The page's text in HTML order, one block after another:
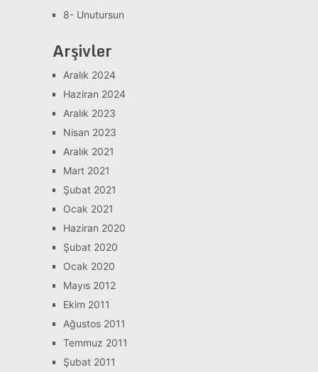
8- Unutursun
Arşivler
Aralık 2024
Haziran 2024
Aralık 2023
Nisan 2023
Aralık 2021
Mart 2021
Şubat 2021
Ocak 2021
Haziran 2020
Şubat 2020
Ocak 2020
Mayıs 2012
Ekim 2011
Ağustos 2011
Temmuz 2011
Şubat 2011